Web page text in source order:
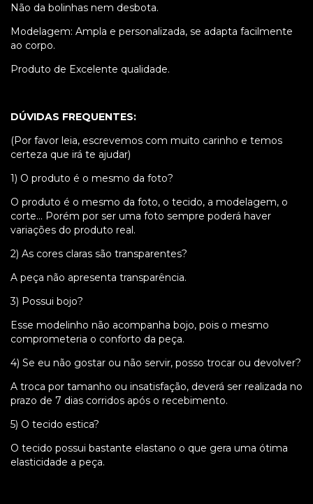
Não da bolinhas nem desbota.
Modelagem: Ampla e personalizada, se adapta facilmente
ao corpo.
Produto de Excelente qualidade.
DÚVIDAS FREQUENTES:
(Por favor leia, escrevemos com muito carinho e temos
certeza que irá te ajudar)
1) O produto é o mesmo da foto?
O produto é o mesmo da foto, o tecido, a modelagem, o
corte... Porém por ser uma foto sempre poderá haver
variações do produto real.
2) As cores claras são transparentes?
A peça não apresenta transparência.
3) Possui bojo?
Esse modelinho não acompanha bojo, pois o mesmo
comprometeria o conforto da peça.
4) Se eu não gostar ou não servir, posso trocar ou devolver?
A troca por tamanho ou insatisfação, deverá ser realizada no
prazo de 7 dias corridos após o recebimento.
5) O tecido estica?
O tecido possui bastante elastano o que gera uma ótima
elasticidade a peça.